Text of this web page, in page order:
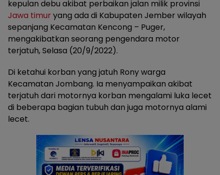
kepulan debu akibat perbaikan jalan milik provinsi
Jawa timur yang ada di Kabupaten Jember wilayah
sepanjang Kecamatan Kencong – Puger,
mengakibatkan seorang pengendara motor
terjatuh, Selasa (20/9/2022).
Di ketahui korban yang jatuh Rony warga
Kecamatan Jombang. Ia menyampaikan akibat
terjatuh dari motornya korban mengalami luka lecet
di beberapa bagian tubuh dan juga motornya alami
lecet.